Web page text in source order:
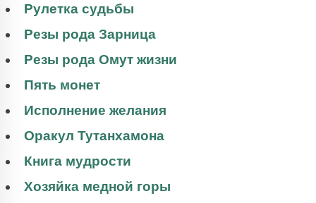
Рулетка судьбы
Резы рода Зарница
Резы рода Омут жизни
Пять монет
Исполнение желания
Оракул Тутанхамона
Книга мудрости
Хозяйка медной горы